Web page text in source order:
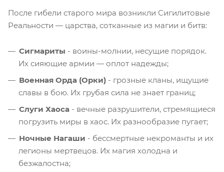
После гибели старого мира возникли Сигилитовые
Реальности — царства, сотканные из магии и битв:
Сигмариты - воины-молнии, несущие порядок.
Их сияющие армии — оплот надежды;
Военная Орда (Орки) - грозные кланы, ищущие
славы в бою. Их грубая сила не знает границ;
Слуги Хаоса - вечные разрушители, стремящиеся
погрузить миры в хаос. Их разнообразие пугает;
Ночные Нагаши - бессмертные некроманты и их
легионы мертвецов. Их магия холодна и
безжалостна;